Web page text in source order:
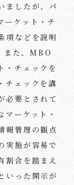
ましたが、パ
ーケット・チ
項などを説明
また、MBO
・チェックを
チェックを講
必要とされて
ーケット・
報管理の観点
実施が容易で
割合を踏まえ
いった開示が